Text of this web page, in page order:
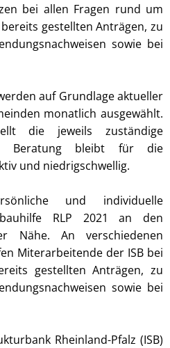
bei allen Fragen rund um
gestellten Anträgen, zu
sowie bei
auf Grundlage aktueller
monatlich ausgewählt.
die jeweils zuständige
Beratung bleibt für die
und niedrigschwellig.
und individuelle
RLP 2021 an den
Nähe. An verschiedenen
Miterarbeitende der ISB bei
gestellten Anträgen, zu
sowie bei
Rheinland-Pfalz (ISB)